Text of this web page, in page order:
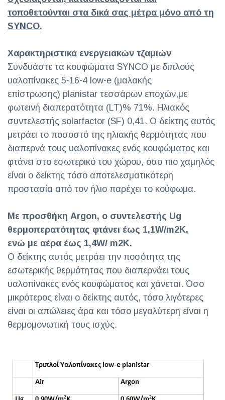
τοποθετούνται στα δικά σας μέτρα μόνο από τη
SYNCO.
Χαρακτηριστικά ενεργειακών τζαμιών
Συνδυάστε τα κουφώματα SYNCO με διπλούς
υαλοπίνακες 5-16-4 low-e (μαλακής
επίστρωσης) planistar τεσσάρων εποχών,με
φωτεινή διαπερατότητα (LT)% 71%. Ηλιακός
συντελεστής solarfactor (SF) 0,41. Ο δείκτης αυτός
μετράει το ποσοστό της ηλιακής θερμότητας που
διαπερνά τους υαλοπίνακες ενός κουφώματος και
φτάνει στο εσωτερικό του χώρου, όσο πιο χαμηλός
είναι ο δείκτης τόσο αποτελεσματικότερη
προστασία από τον ήλιο παρέχει το κούφωμα.
Με προσθήκη Argon, o συντελεστής Ug
θερμοπερατότητας φτάνει έως 1,1W/m2K,
ενώ με αέρα έως 1,4W/ m2K.
Ο δείκτης αυτός μετράει την ποσότητα της
εσωτερικής θερμότητας που διαπερνάει τους
υαλοπίνακες ενός κουφώματος και χάνεται. Όσο
μικρότερος είναι ο δείκτης αυτός, τόσο λιγότερες
είναι οι απώλειες άρα και τόσο μεγαλύτερη είναι η
θερμομονωτική τους ισχύς.